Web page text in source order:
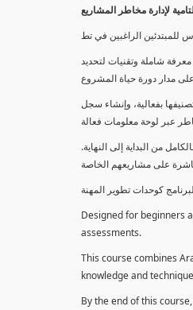
شاملة وتقنيات لتحديد
بفعالية، وإنشاء سجل
من البداية إلى النهاية.
Designed for beginners
assessments.
This course combines
knowledge and
By the end of this